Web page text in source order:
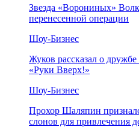
Звезда «Ворониных»
перенесенной операции
Шоу-Бизнес
Жуков рассказал о
«Руки Вверх!»
Шоу-Бизнес
Прохор Шаляпин
слонов для привлечения